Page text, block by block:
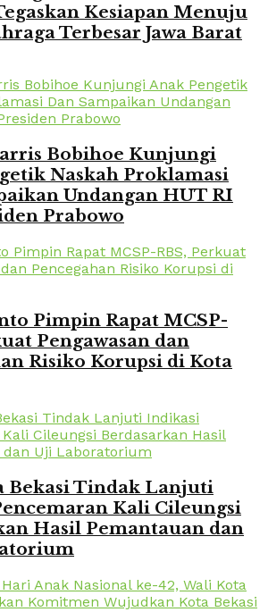
Kesiapan Menuju
Terbesar Jawa Barat
Bobihoe Kunjungi
Naskah Proklamasi
Undangan HUT RI
Prabowo
Pimpin Rapat MCSP-
Pengawasan dan
Risiko Korupsi di Kota
Bekasi Tindak Lanjuti
Kali Cileungsi
Hasil Pemantauan dan